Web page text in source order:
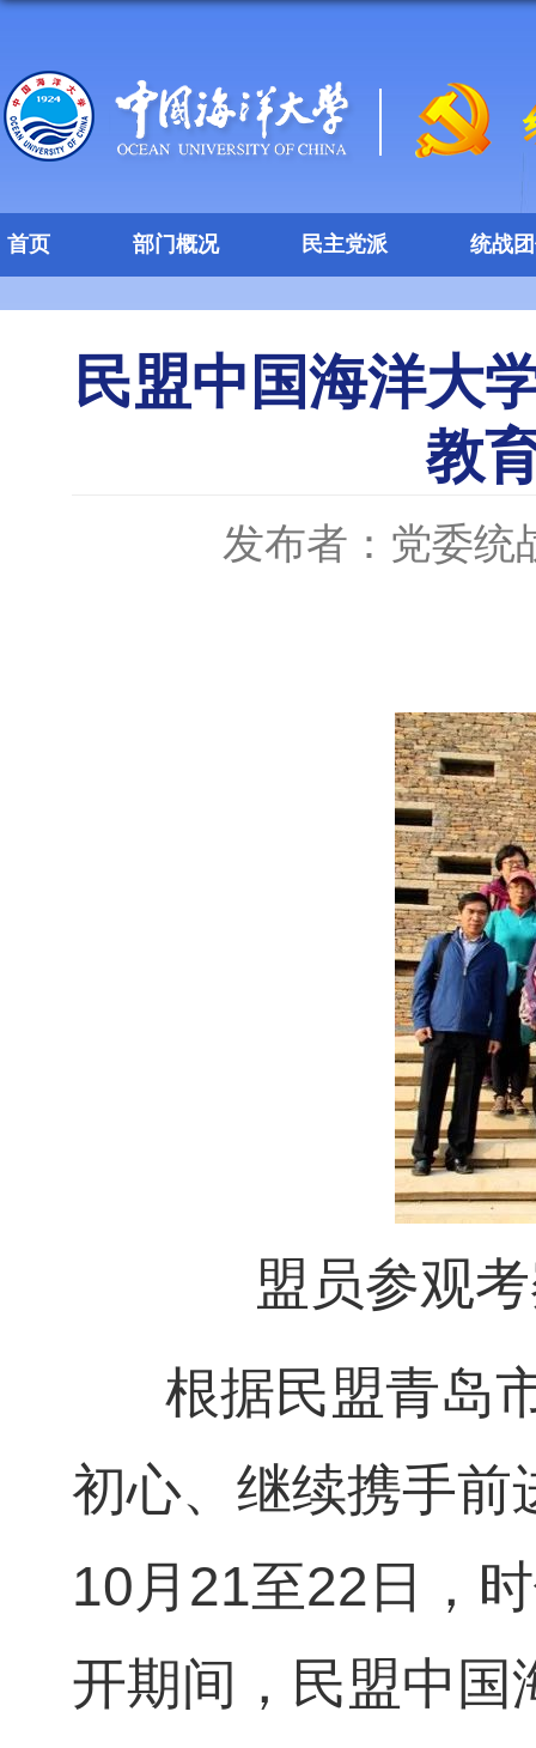
首页 部门概况 民主党派 统战
民盟中国海洋大
教
发布者：党委统
盟员参观
根据民盟青岛市
初心、继续携手前
10月 21至22 日，
开期间，民盟中国